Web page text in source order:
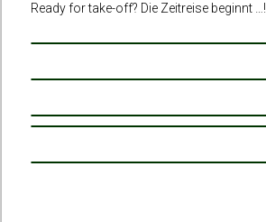
Ready for take-off? Die Zeitreise beginnt …!